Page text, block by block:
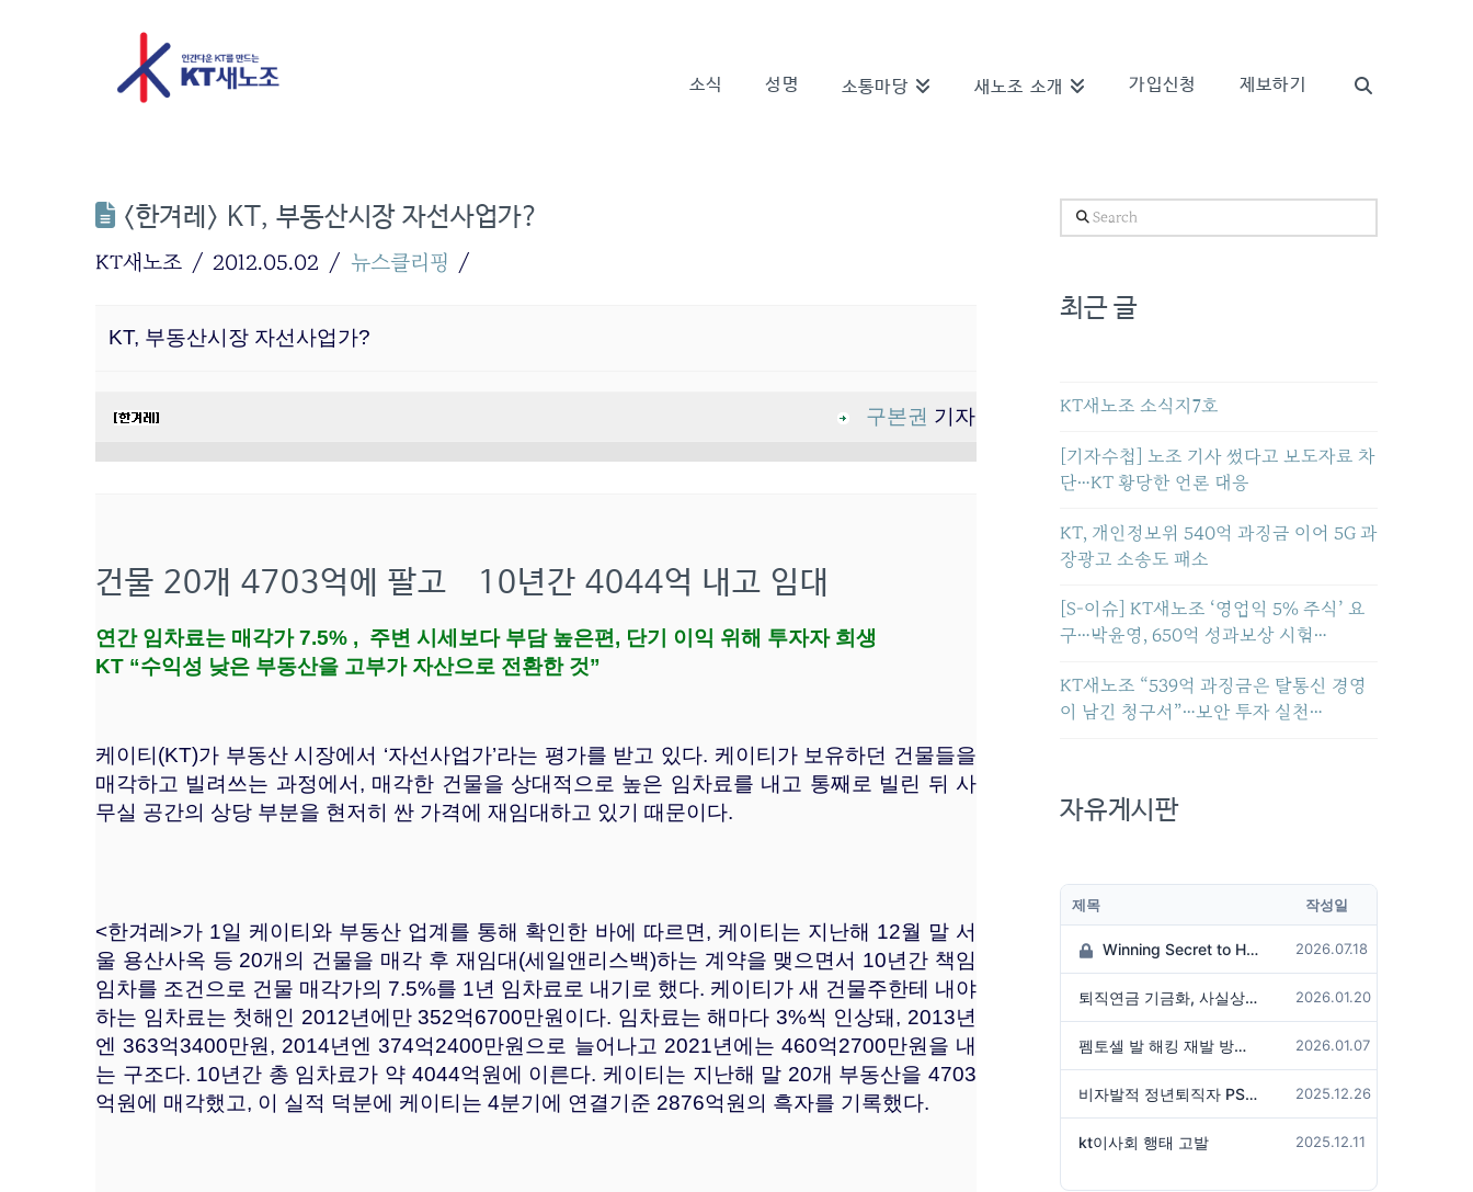
소식 성명 소통마당 새노조 소개 가입신청 제보하기
<한겨레> KT, 부동산시장 자선사업가?
KT새노조 2012.05.02 뉴스클리핑
KT, 부동산시장 자선사업가?
구본권 기자
건물 20개 4703억에 팔고 10년간 4044억 내고 임대
연간 임차료는 매각가 7.5% , 주변 시세보다 부담 높은편, 단기 이익 위해 투자자 희생
KT “수익성 낮은 부동산을 고부가 자산으로 전환한 것”
케이티(KT)가 부동산 시장에서 ‘자선사업가’라는 평가를 받고 있다. 케이티가 보유하던 건물들을
매각하고 빌려쓰는 과정에서, 매각한 건물을 상대적으로 높은 임차료를 내고 통째로 빌린 뒤 사
무실 공간의 상당 부분을 현저히 싼 가격에 재임대하고 있기 때문이다.
<한겨레>가 1일 케이티와 부동산 업계를 통해 확인한 바에 따르면, 케이티는 지난해 12월 말 서
울 용산사옥 등 20개의 건물을 매각 후 재임대(세일앤리스백)하는 계약을 맺으면서 10년간 책임
임차를 조건으로 건물 매각가의 7.5%를 1년 임차료로 내기로 했다. 케이티가 새 건물주한테 내야
하는 임차료는 첫해인 2012년에만 352억6700만원이다. 임차료는 해마다 3%씩 인상돼, 2013년
엔 363억3400만원, 2014년엔 374억2400만원으로 늘어나고 2021년에는 460억2700만원을 내
는 구조다. 10년간 총 임차료가 약 4044억원에 이른다. 케이티는 지난해 말 20개 부동산을 4703
억원에 매각했고, 이 실적 덕분에 케이티는 4분기에 연결기준 2876억원의 흑자를 기록했다.
Search
최근 글
KT새노조 소식지7호
[기자수첩] 노조 기사 썼다고 보도자료 차
단…KT 황당한 언론 대응
KT, 개인정보위 540억 과징금 이어 5G 과
장광고 소송도 패소
[S-이슈] KT새노조 ‘영업익 5% 주식’ 요
구…박윤영, 650억 성과보상 시험…
KT새노조 “539억 과징금은 탈통신 경영
이 남긴 청구서”…보안 투자 실천…
자유게시판
제목 작성일
Winning Secret to Hit the Jackpot! 2026.07.18
퇴직연금 기금화, 사실상 국가가 관리하겠다는 것인가? 2026.01.20
펨토셀 발 해킹 재발 방지 위해서는 2026.01.07
비자발적 정년퇴직자 PS성과급 미지급은 임금체불 아닌가? 2025.12.26
kt이사회 행태 고발 2025.12.11